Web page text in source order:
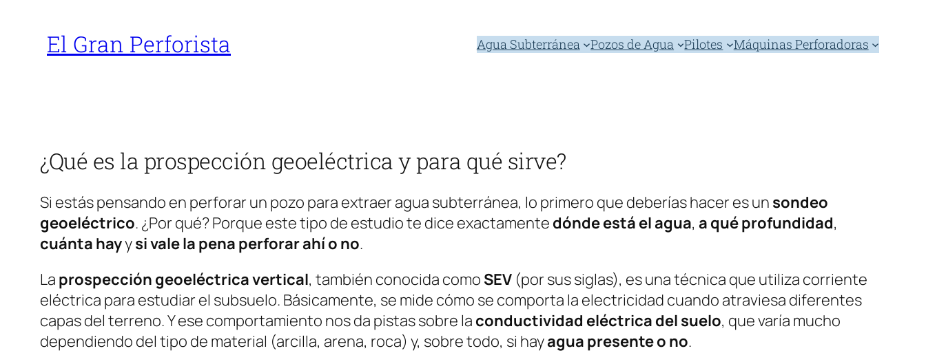
contenidoEl Gran Perforista Agua Subterránea Pozos de Agua Pilotes Máquinas Perforadoras
¿Qué es la prospección geoeléctrica y para qué sirve?
Si estás pensando en perforar un pozo para extraer agua subterránea, lo primero que deberías hacer es un sondeo
geoeléctrico. ¿Por qué? Porque este tipo de estudio te dice exactamente dónde está el agua, a qué profundidad,
cuánta hayysi vale la pena perforar ahí o no.
La prospección geoeléctrica vertical, también conocida como SEV (por sus siglas), es una técnica que utiliza corriente
eléctrica para estudiar el subsuelo. Básicamente, se mide cómo se comporta la electricidad cuando atraviesa diferentes
capas del terreno. Y ese comportamiento nos da pistas sobre la conductividad eléctrica del suelo, que varía mucho
dependiendo del tipo de material (arcilla, arena, roca) y, sobre todo, si hayagua presente o no.